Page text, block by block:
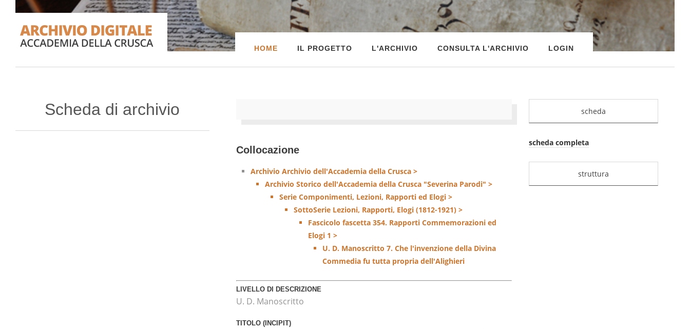
HOME IL PROGETTO L'ARCHIVIO CONSULTA L'ARCHIVIO LOGIN
Scheda di archivio
Collocazione
Archivio Archivio dell'Accademia della Crusca >
Archivio Storico dell'Accademia della Crusca "Severina Parodi" >
Serie Componimenti, Lezioni, Rapporti ed Elogi >
SottoSerie Lezioni, Rapporti, Elogi (1812-1921) >
Fascicolo fascetta 354. Rapporti Commemorazioni ed
Elogi 1 >
U. D. Manoscritto 7. Che l'invenzione della Divina
Commedia fu tutta propria dell'Alighieri
LIVELLO DI DESCRIZIONE
U. D. Manoscritto
TITOLO (INCIPIT)
scheda
scheda completa
struttura